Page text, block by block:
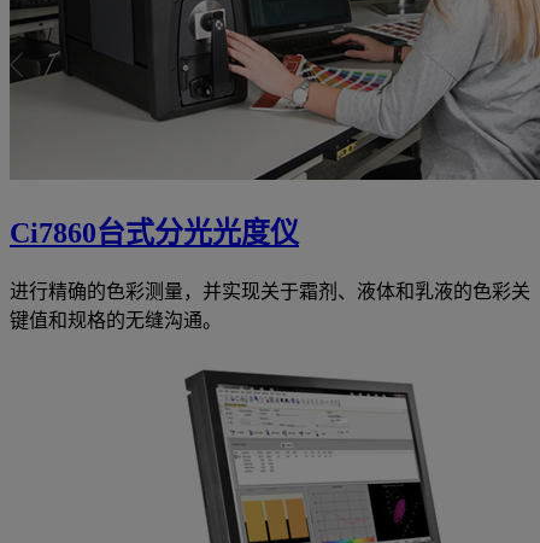
Ci7860台式分光光度仪
进行精确的色彩测量，并实现关于霜剂、液体和乳液的色彩关
键值和规格的无缝沟通。